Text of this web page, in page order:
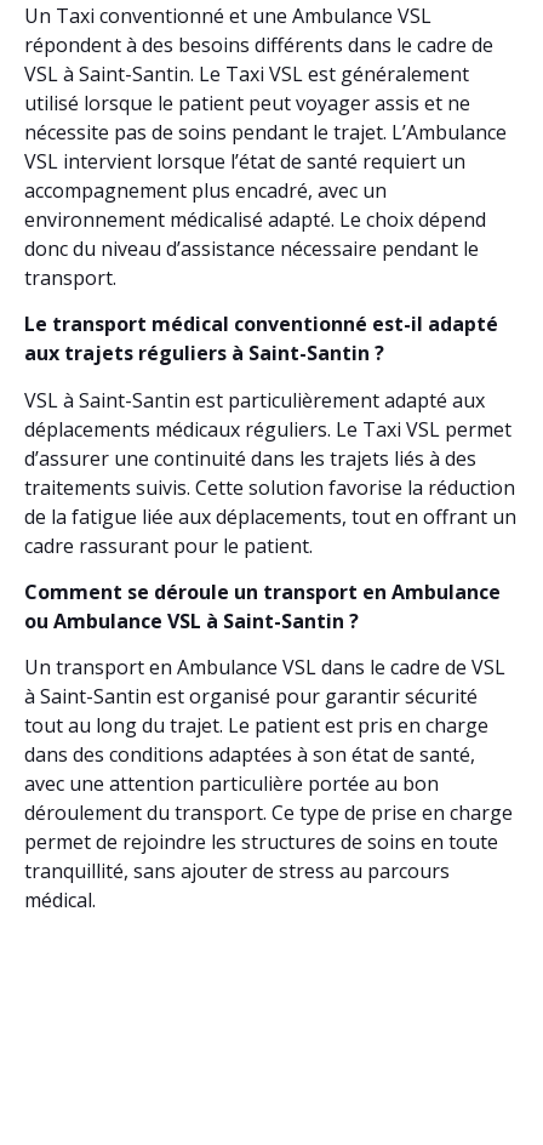
Un Taxi conventionné et une Ambulance VSL
répondent à des besoins différents dans le cadre de
VSL à Saint-Santin. Le Taxi VSL est généralement
utilisé lorsque le patient peut voyager assis et ne
nécessite pas de soins pendant le trajet. L’Ambulance
VSL intervient lorsque l’état de santé requiert un
accompagnement plus encadré, avec un
environnement médicalisé adapté. Le choix dépend
donc du niveau d’assistance nécessaire pendant le
transport.
Le transport médical conventionné est-il adapté
aux trajets réguliers à Saint-Santin ?
VSL à Saint-Santin est particulièrement adapté aux
déplacements médicaux réguliers. Le Taxi VSL permet
d’assurer une continuité dans les trajets liés à des
traitements suivis. Cette solution favorise la réduction
de la fatigue liée aux déplacements, tout en offrant un
cadre rassurant pour le patient.
Comment se déroule un transport en Ambulance
ou Ambulance VSL à Saint-Santin ?
Un transport en Ambulance VSL dans le cadre de VSL
à Saint-Santin est organisé pour garantir sécurité
tout au long du trajet. Le patient est pris en charge
dans des conditions adaptées à son état de santé,
avec une attention particulière portée au bon
déroulement du transport. Ce type de prise en charge
permet de rejoindre les structures de soins en toute
tranquillité, sans ajouter de stress au parcours
médical.